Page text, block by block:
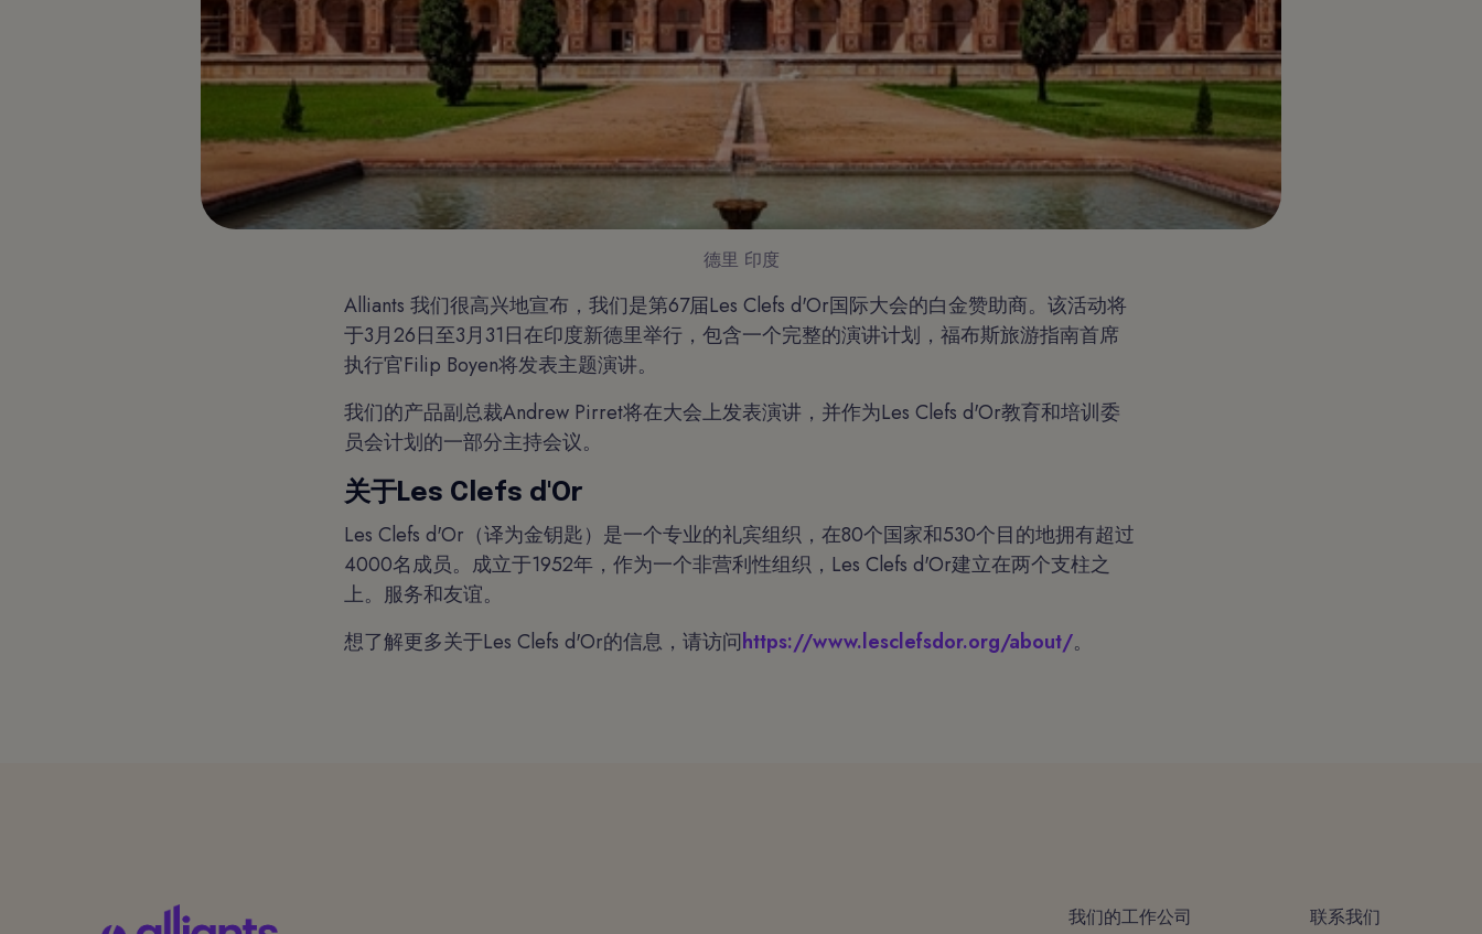
德里 印度
Alliants 我们很高兴地宣布，我们是第67届Les Clefs d'Or国际大会的白金赞助商。该活动将
于3月26日至3月31日在印度新德里举行，包含一个完整的演讲计划，福布斯旅游指南首席
执行官Filip Boyen将发表主题演讲。
我们的产品副总裁Andrew Pirret将在大会上发表演讲，并作为Les Clefs d'Or教育和培训委
员会计划的一部分主持会议。
关于Les Clefs d'Or
Les Clefs d'Or（译为金钥匙）是一个专业的礼宾组织，在80个国家和530个目的地拥有超过
4000名成员。成立于1952年，作为一个非营利性组织，Les Clefs d'Or建立在两个支柱之
上。服务和友谊。
想了解更多关于Les Clefs d'Or的信息，请访问https://www.lesclefsdor.org/about/。
我们的工作公司
联系我们